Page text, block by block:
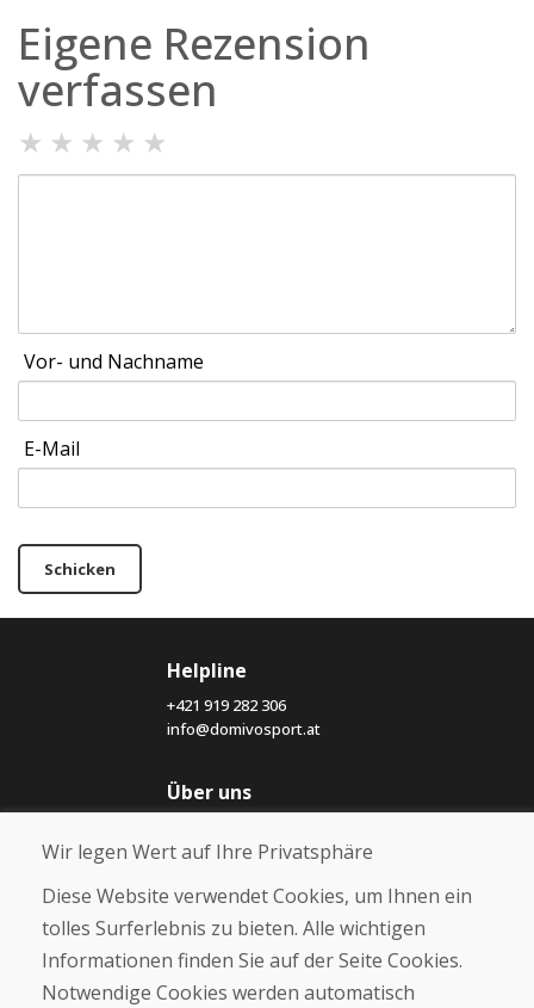
Eigene Rezension
verfassen
★ ★ ★ ★ ★
Vor- und Nachname
E-Mail
Schicken
Helpline
+421 919 282 306
info@domivosport.at
Über uns
Über uns
Kontakt
Kaufen
E-Shop
Wir legen Wert auf Ihre Privatsphäre
Diese Website verwendet Cookies, um Ihnen ein
tolles Surferlebnis zu bieten. Alle wichtigen
Informationen finden Sie auf der Seite Cookies.
Notwendige Cookies werden automatisch